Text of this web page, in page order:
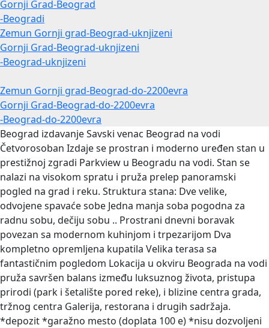
Gornji Grad-Beograd
-Beogradi
Zemun Gornji grad-Beograd-uknjizeni
Gornji Grad-Beograd-uknjizeni
-Beograd-uknjizeni
Zemun Gornji grad-Beograd-do-2200evra
Gornji Grad-Beograd-do-2200evra
-Beograd-do-2200evra
Beograd izdavanje Savski venac Beograd na vodi
Četvorosoban Izdaje se prostran i moderno uređen stan u
prestižnoj zgradi Parkview u Beogradu na vodi. Stan se
nalazi na visokom spratu i pruža prelep panoramski
pogled na grad i reku. Struktura stana: Dve velike,
odvojene spavaće sobe Jedna manja soba pogodna za
radnu sobu, dečiju sobu .. Prostrani dnevni boravak
povezan sa modernom kuhinjom i trpezarijom Dva
kompletno opremljena kupatila Velika terasa sa
fantastičnim pogledom Lokacija u okviru Beograda na vodi
pruža savršen balans između luksuznog života, pristupa
prirodi (park i šetalište pored reke), i blizine centra grada,
tržnog centra Galerija, restorana i drugih sadržaja.
*depozit *garažno mesto (doplata 100 e) *nisu dozvoljeni